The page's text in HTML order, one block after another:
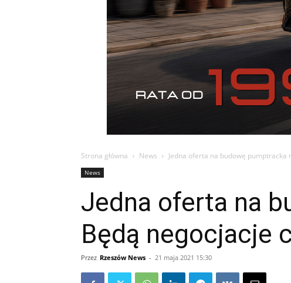
Strona główna News Jedna oferta na budowę pumptracka
News
Jedna oferta na
Będą negocjacje
Przez Rzeszów News - 21 maja 2021 15:30